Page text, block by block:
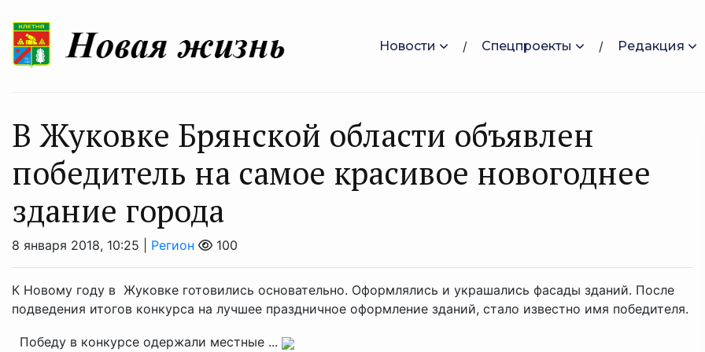
Новости Спецпроекты Редакция
В Жуковке Брянской области объявлен
победитель на самое красивое новогоднее
здание города
8 января 2018, 10:25 | Регион 100
К Новому году в Жуковке готовились основательно. Оформлялись и украшались фасады зданий. После
подведения итогов конкурса на лучшее праздничное оформление зданий, стало известно имя победителя.
Победу в конкурсе одержали местные ...